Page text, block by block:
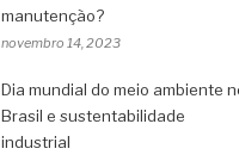
manutenção?
novembro 14, 2023
Dia mundial do meio ambiente
Brasil e sustentabilidade
industrial